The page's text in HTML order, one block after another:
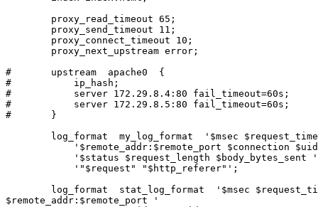
        proxy_read_timeout 65;
#	upstream  apache0  {
#	    ip_hash;
#	    server 172.29.8.4:80 fail_timeout=60s;
#	    server 172.29.8.5:80 fail_timeout=60s;
#	}
log_format  stat_log_format  '$msec
$remote_addr:$remote_port '